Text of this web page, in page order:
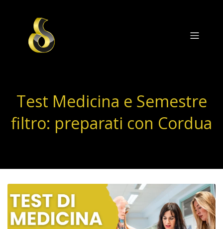
Test Medicina e Semestre
filtro: preparati con Cordua